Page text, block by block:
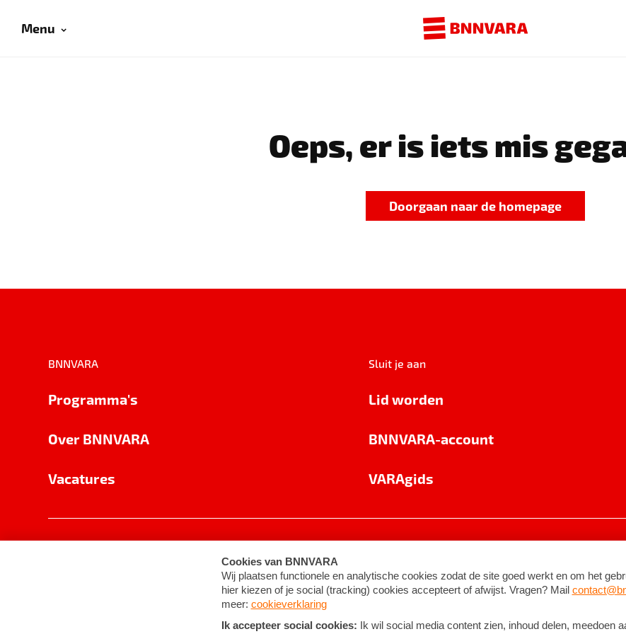
Menu
Oeps, er is iets mis
Doorgaan naar de homepage
BNNVARA
Programma's
Over BNNVARA
Vacatures
Sluit je aan
Lid worden
BNNVARA-account
VARAgids
Cookie-instellingen Algemene voorwaarden ©2026BNNVARA